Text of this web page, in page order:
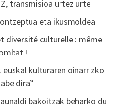
transmisioa urtez urte
eta ikusmoldea
diversité culturelle : même
!
euskal kulturaren oinarrizko
dira”
bakoitzak beharko du